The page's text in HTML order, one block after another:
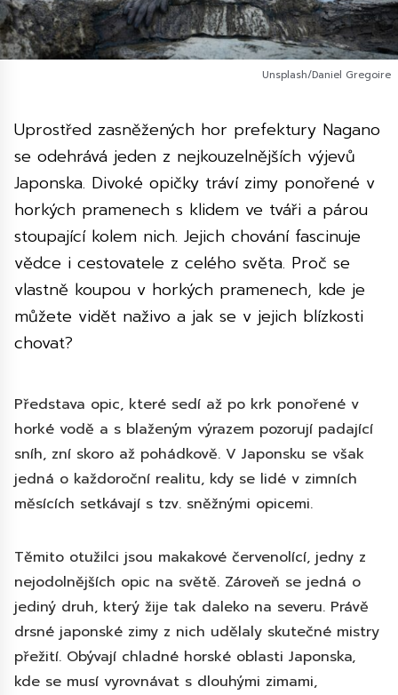
Unsplash/Daniel Gregoire
Uprostřed zasněžených hor prefektury Nagano
se odehrává jeden z nejkouzelnějších výjevů
Japonska. Divoké opičky tráví zimy ponořené v
horkých pramenech s klidem ve tváři a párou
stoupající kolem nich. Jejich chování fascinuje
vědce i cestovatele z celého světa. Proč se
vlastně koupou v horkých pramenech, kde je
můžete vidět naživo a jak se v jejich blízkosti
chovat?
Představa opic, které sedí až po krk ponořené v
horké vodě a s blaženým výrazem pozorují padající
sníh, zní skoro až pohádkově. V Japonsku se však
jedná o každoroční realitu, kdy se lidé v zimních
měsících setkávají s tzv. sněžnými opicemi.
Těmito otužilci jsou makakové červenolící, jedny z
nejodolnějších opic na světě. Zároveň se jedná o
jediný druh, který žije tak daleko na severu. Právě
drsné japonské zimy z nich udělaly skutečné mistry
přežití. Obývají chladné horské oblasti Japonska,
kde se musí vyrovnávat s dlouhými zimami,